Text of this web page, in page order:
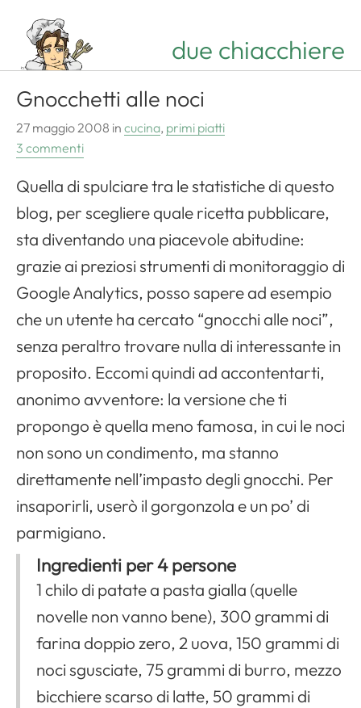
due chiacchiere
Gnocchetti alle noci
27 maggio 2008 in cucina, primi piatti
3 commenti
Quella di spulciare tra le statistiche di questo
blog, per scegliere quale ricetta pubblicare,
sta diventando una piacevole abitudine:
grazie ai preziosi strumenti di monitoraggio di
Google Analytics, posso sapere ad esempio
che un utente ha cercato “gnocchi alle noci”,
senza peraltro trovare nulla di interessante in
proposito. Eccomi quindi ad accontentarti,
anonimo avventore: la versione che ti
propongo è quella meno famosa, in cui le noci
non sono un condimento, ma stanno
direttamente nell’impasto degli gnocchi. Per
insaporirli, userò il gorgonzola e un po’ di
parmigiano.
Ingredienti per 4 persone
1 chilo di patate a pasta gialla (quelle
novelle non vanno bene), 300 grammi di
farina doppio zero, 2 uova, 150 grammi di
noci sgusciate, 75 grammi di burro, mezzo
bicchiere scarso di latte, 50 grammi di
Apri il menu di navigazione